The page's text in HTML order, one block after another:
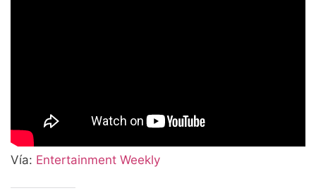
Vía: Entertainment Weekly